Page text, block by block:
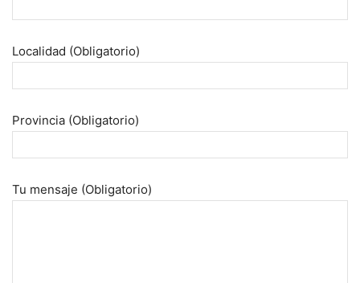
Localidad (Obligatorio)
Provincia (Obligatorio)
Tu mensaje (Obligatorio)